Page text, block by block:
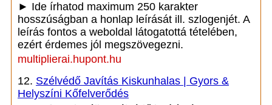
► Ide írhatod maximum 250 karakter
hosszúságban a honlap leírását ill. szlogenjét. A
leírás fontos a weboldal látogatottá tételében,
ezért érdemes jól megszövegezni.
multiplierai.hupont.hu
12. Szélvédő Javítás Kiskunhalas | Gyors &
Helyszíni Kőfelverődés